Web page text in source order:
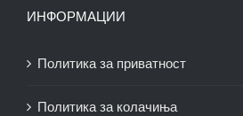
ИНФОРМАЦИИ
Политика за приватност
Политика за колачиња